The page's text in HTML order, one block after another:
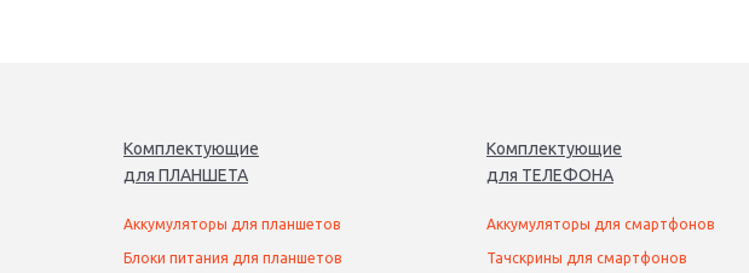
Комплектующие
для ПЛАНШЕТА
Аккумуляторы для планшетов
Блоки питания для планшетов
Комплектующие
для ТЕЛЕФОНА
Аккумуляторы для смартфонов
Тачскрины для смартфонов